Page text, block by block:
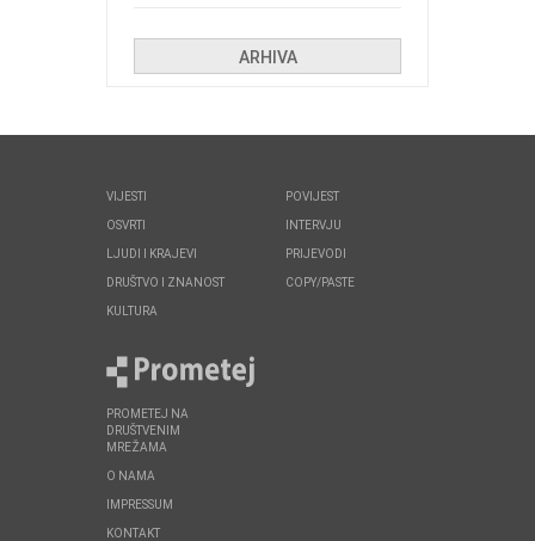
ARHIVA
VIJESTI
OSVRTI
LJUDI I KRAJEVI
DRUŠTVO I ZNANOST
KULTURA
POVIJEST
INTERVJU
PRIJEVODI
COPY/PASTE
PROMETEJ NA
DRUŠTVENIM
MREŽAMA
O NAMA
IMPRESSUM
KONTAKT